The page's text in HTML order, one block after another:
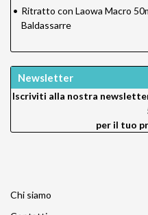
• Ritratto con Laowa Macro
Baldassarre
Newsletter
Iscriviti alla nostra
per il tuo
Chi siamo